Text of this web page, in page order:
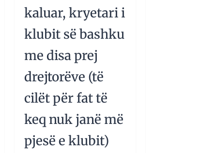
kaluar, kryetari i
klubit së bashku
me disa prej
drejtorëve (të
cilët për fat të
keq nuk janë më
pjesë e klubit)